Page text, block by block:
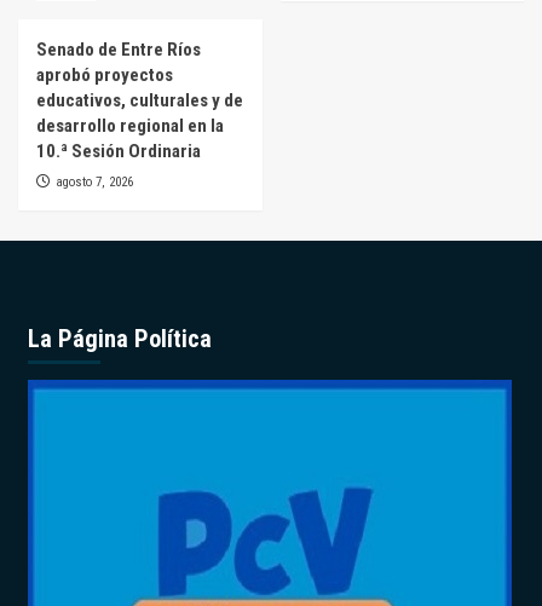
Senado de Entre Ríos
aprobó proyectos
educativos, culturales y de
desarrollo regional en la
10.ª Sesión Ordinaria
agosto 7, 2026
La Página Política